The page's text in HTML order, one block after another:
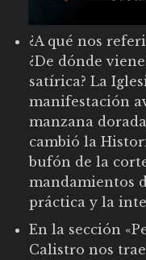
¿A qué nos
¿De dónde
satírica? La
manifestación
manzana
cambió la
bufón de la
mandamientos
práctica y la
En la sección
Calistro nos